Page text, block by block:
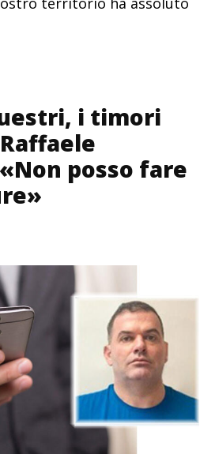
i timori
posso fare